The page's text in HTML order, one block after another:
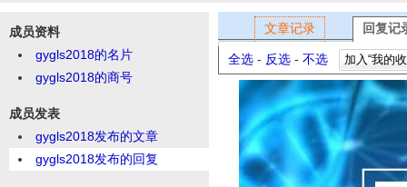
成员资料
gygls2018的名片
gygls2018的商号
成员发表
gygls2018发布的文章
gygls2018发布的回复
文章记录 回复记
全选 - 反选 - 不选 加入“我的